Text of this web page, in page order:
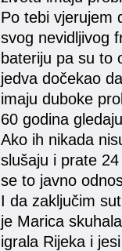
Po tebi vjerujem
svog nevidljivog
bateriju pa su to
jedva dočekao
imaju duboke
60 godina
Ako ih nikada
slušaju i prate
se to javno
I da zaključim
je Marica
igrala Rijeka i